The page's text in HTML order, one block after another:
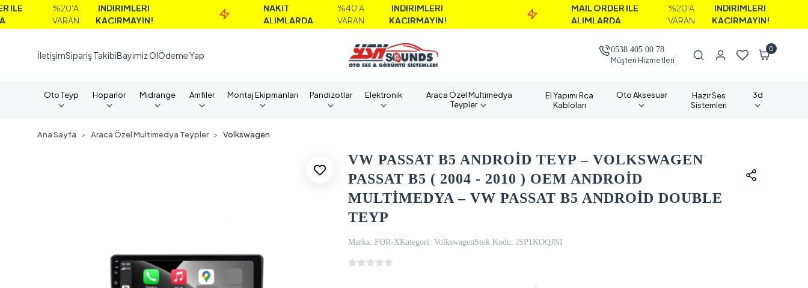
%20'A
İNDİRİMLERİ
KAÇIRMAYIN!
NAKİT
ALIMLARDA
VARAN
İNDİRİMLERİ
KAÇIRMAYIN!
MAİL ORDER İLE
ALIMLARDA
%20'A
İNDİRİMLERİ
KAÇIRMAYIN!
İletişimSipariş TakibiBayimiz OlÖdeme Yap
0538 405 00 78
Müşteri Hizmetleri
0
Oto Teyp Hoparlör Midrange Amfiler Montaj Ekipmanları Pandizotlar Elektronik
Araca Özel Multimedya
Teypler
El Yapımı Rca
Kabloları
Oto Aksesuar
Hazır Ses
Sistemleri
3d
Ana Sayfa Araca Özel Multimedya Teypler Volkswagen
VW PASSAT B5 ANDROİD TEYP – VOLKSWAGEN
PASSAT B5 ( 2004 - 2010 ) OEM ANDROİD
MULTİMEDYA – VW PASSAT B5 ANDROİD DOUBLE
TEYP
Marka: FOR-XKategori: VolkswagenStok Kodu: JSP1KOQJNI